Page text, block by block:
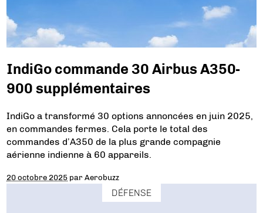
IndiGo commande 30 Airbus A350-
900 supplémentaires
IndiGo a transformé 30 options annoncées en juin 2025,
en commandes fermes. Cela porte le total des
commandes d’A350 de la plus grande compagnie
aérienne indienne à 60 appareils.
20 octobre 2025 parAerobuzz
DÉFENSE